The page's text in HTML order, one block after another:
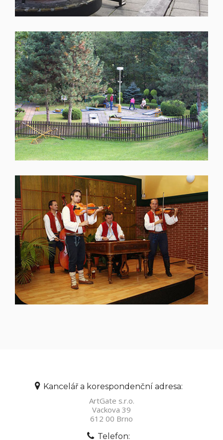
Kancelář a korespondenční adresa:
ArtGate s.r.o.
Vackova 39
612 00 Brno
Telefon: